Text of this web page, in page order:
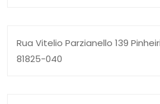
Rua Vitelio Parzianello 139
81825-040